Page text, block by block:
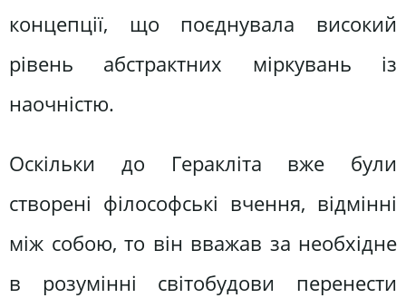
концепції, що поєднувала високий
рівень абстрактних міркувань із
наочністю.
Оскільки до Геракліта вже були
створені філософські вчення, відмінні
між собою, то він вважав за необхідне
в розумінні світобудови перенести